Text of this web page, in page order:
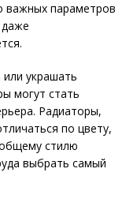
важных параметров
украшать
могут стать
Радиаторы,
по цвету,
стилю
выбрать самый